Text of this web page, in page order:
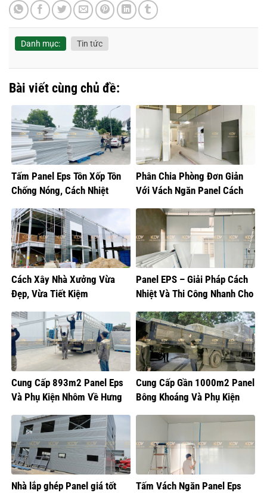
Danh mục: Tin tức
Bài viết cùng chủ đề:
Tấm Panel Eps Tôn Xốp Tôn
Chống Nóng, Cách Nhiệt
Phân Chia Phòng Đơn Giản
Với Vách Ngăn Panel Cách
Cách Xây Nhà Xưởng Vừa
Đẹp, Vừa Tiết Kiệm
Panel EPS – Giải Pháp Cách
Nhiệt Và Thi Công Nhanh Cho
Cung Cấp 893m2 Panel Eps
Và Phụ Kiện Nhôm Về Hưng
Cung Cấp Gần 1000m2 Panel
Bông Khoáng Và Phụ Kiện
Nhà lắp ghép Panel giá tốt Tấm Vách Ngăn Panel Eps